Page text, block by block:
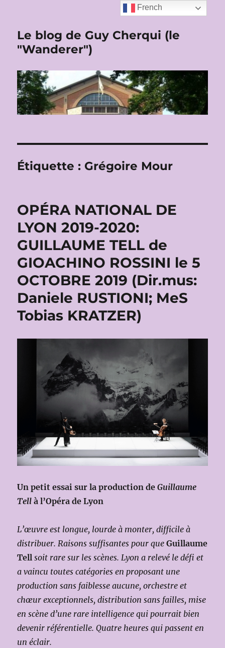
Le blog de Guy Cherqui (le
"Wanderer")
Étiquette : Grégoire Mour
OPÉRA NATIONAL DE
LYON 2019-2020:
GUILLAUME TELL de
GIOACHINO ROSSINI le 5
OCTOBRE 2019 (Dir.mus:
Daniele RUSTIONI; MeS
Tobias KRATZER)
Un petit essai sur la production deGuillaume
Tell à l’Opéra de Lyon
L’œuvre est longue, lourde à monter, difficile à
distribuer. Raisons suffisantes pour queGuillaume
Tell soit rare sur les scènes. Lyon a relevé le défi et
a vaincu toutes catégories en proposant une
production sans faiblesse aucune, orchestre et
chœur exceptionnels, distribution sans failles, mise
en scène d’une rare intelligence qui pourrait bien
devenir référentielle. Quatre heures qui passent en
un éclair.
French